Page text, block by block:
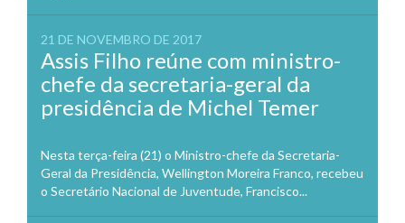
21 DE NOVEMBRO DE 2017
Assis Filho reúne com ministro-
chefe da secretaria-geral da
presidência de Michel Temer
Nesta terça-feira (21) o Ministro-chefe da Secretaria-
Geral da Presidência, Wellington Moreira Franco, recebeu
o Secretário Nacional de Juventude, Francisco...